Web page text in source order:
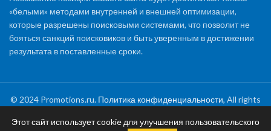
«белыми» методами внутренней и внешней оптимизации,
которые разрешены поисковыми системами, что позволит не
бояться санкций поисковиков и быть уверенным в достижении
результата в поставленные сроки.
© 2024 Promotions.ru. Политика конфиденциальности, All rights
reserved
Раскрутка сайта |Создание сайтов|Обслуживание и
Этот сайт использует cookie для улучшения пользовательского